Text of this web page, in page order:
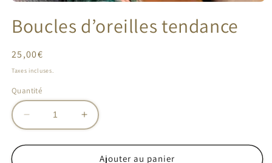
média
1
une
fenêtre
modale
Boucles d’oreilles tendance
Prix
habituel
25,00€
Taxes incluses.
Quantité
Réduire
la
quantité
Augmenter
la
quantité
Ajouter au panier